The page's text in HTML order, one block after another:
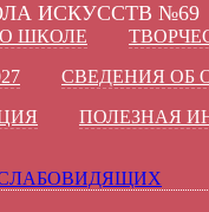
ИСКУССТВ №69
О ШКОЛЕ
СВЕДЕНИЯ ОБ
ПОЛЕЗНАЯ